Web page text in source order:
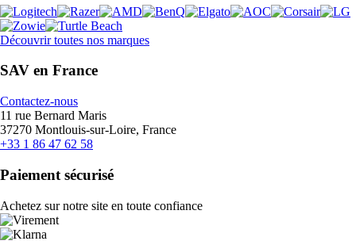
Découvrir toutes nos marques
SAV en France
Contactez-nous
11 rue Bernard Maris
37270 Montlouis-sur-Loire, France
+33 1 86 47 62 58
Paiement sécurisé
Achetez sur notre site en toute confiance